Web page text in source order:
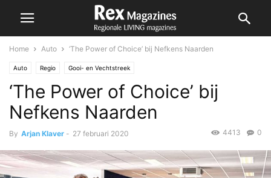
Home Auto ‘The Power of Choice’ bij Nefkens Naarden
Auto Regio Gooi- en Vechtstreek
‘The Power of Choice’ bij
Nefkens Naarden
By Arjan Klaver - 27 februari 2020 0
4413